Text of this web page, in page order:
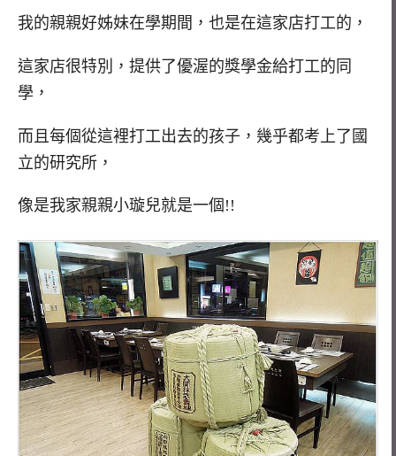
我的親親好姊妹在學期間，也是在這家店打工的，
這家店很特別，提供了優渥的獎學金給打工的同
學，
而且每個從這裡打工出去的孩子，幾乎都考上了國
立的研究所，
像是我家親親小璇兒就是一個!!